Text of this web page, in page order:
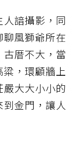
諳攝影，同
風獅爺所在
厝不大，當
，環顧牆上
大大小小的
金門，讓人